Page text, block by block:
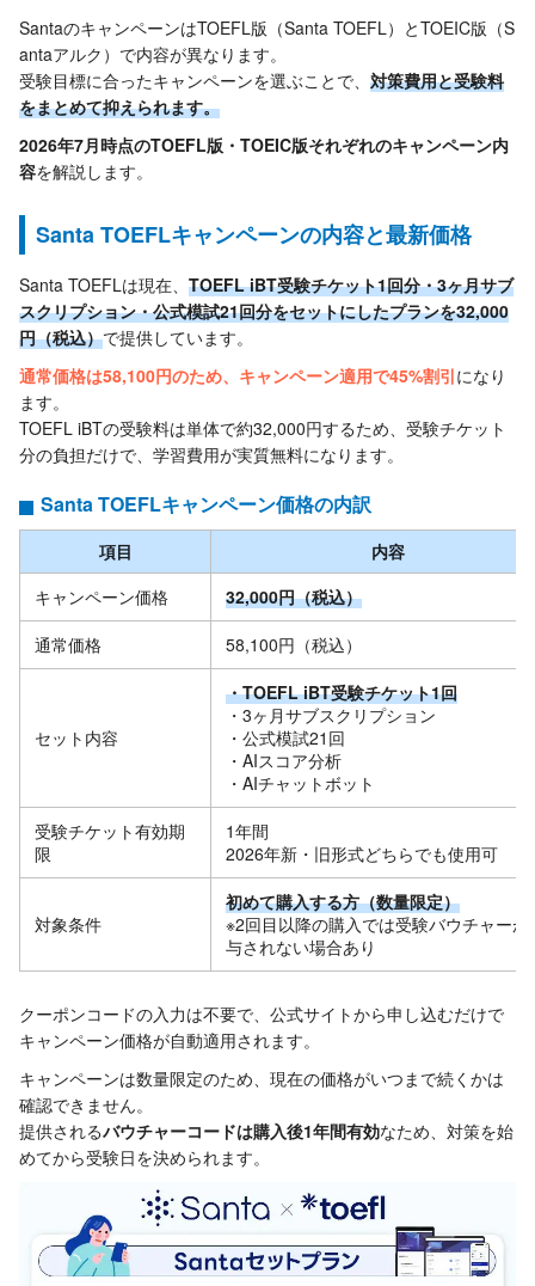
SantaのキャンペーンはTOEFL版（Santa TOEFL）とTOEIC版（S
antaアルク）で内容が異なります。
受験目標に合ったキャンペーンを選ぶことで、 対策費用と受験料
をまとめて抑えられます。
2026年7月時点のTOEFL版・TOEIC版それぞれのキャンペーン内
容を解説します。
Santa TOEFLキャンペーンの内容と最新価格
Santa TOEFLは現在、 TOEFL iBT受験チケット1回分・3ヶ月サブ
スクリプション・公式模試21回分をセットにしたプランを32,000
円（税込）で提供しています。
通常価格は58,100円のため、キャンペーン適用で45%割引になり
ます。
TOEFL iBTの受験料は単体で約32,000円するため、受験チケット
分の負担だけで、学習費用が実質無料になります。
Santa TOEFLキャンペーン価格の内訳
項目
内容
キャンペーン価格
32,000円（税込）
通常価格
58,100円（税込）
セット内容
・TOEFL iBT受験チケット1回
・3ヶ月サブスクリプション
・公式模試21回
・AIスコア分析
・AIチャットボット
受験チケット有効期
限
1年間
2026年新・旧形式どちらでも使用可
対象条件
初めて購入する方（数量限定）
※2回目以降の購入では受験バウチャーが
与されない場合あり
クーポンコードの入力は不要で、公式サイトから申し込むだけで
キャンペーン価格が自動適用されます。
キャンペーンは数量限定のため、現在の価格がいつまで続くかは
確認できません。
提供されるバウチャーコードは購入後1年間有効なため、対策を始
めてから受験日を決められます。